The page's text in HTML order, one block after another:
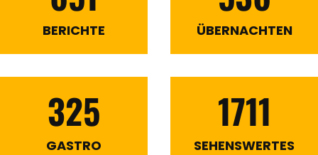
BERICHTE ÜBERNACHTEN
325
GASTRO
1711
SEHENSWERTES